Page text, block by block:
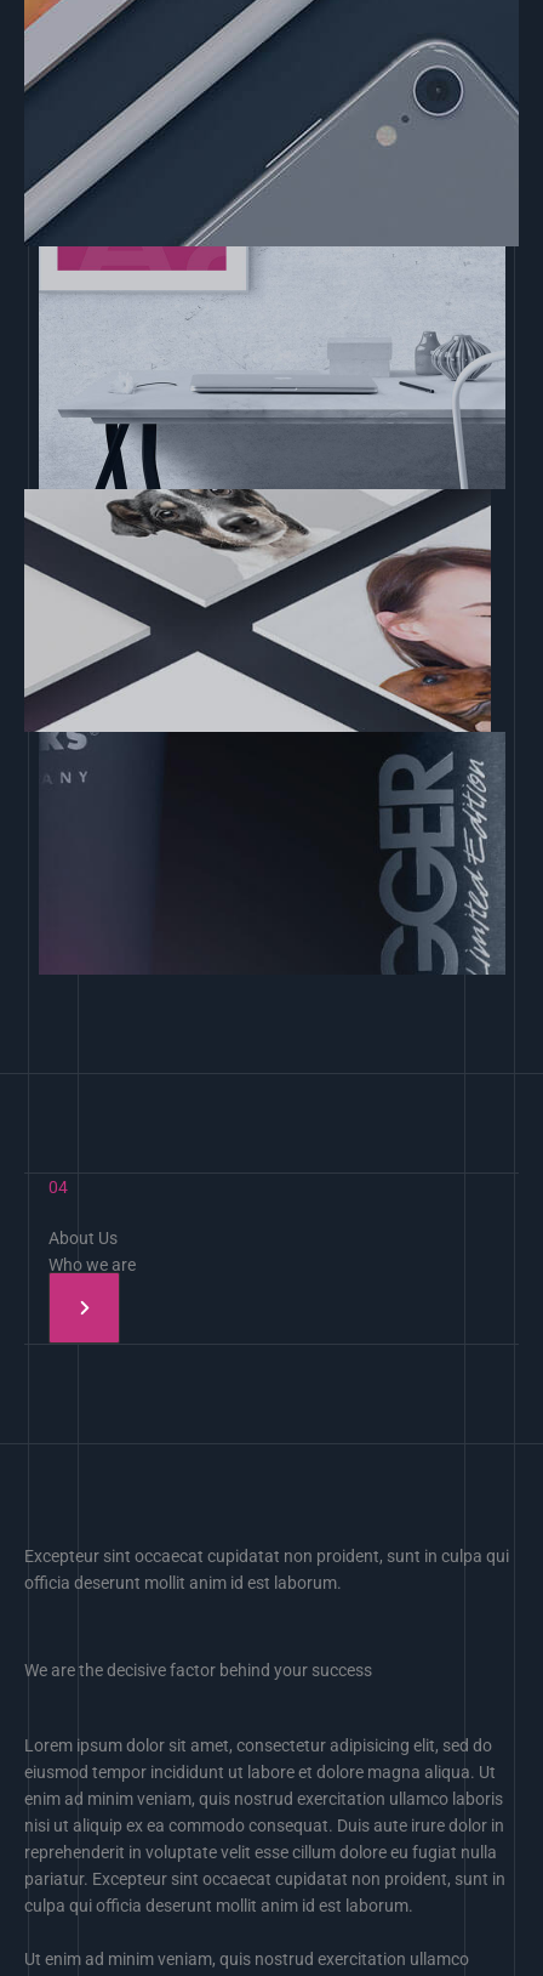
04
About Us
Who we are
Excepteur sint occaecat cupidatat non proident, sunt in culpa qui
officia deserunt mollit anim id est laborum.
We are the decisive factor behind your success
Lorem ipsum dolor sit amet, consectetur adipisicing elit, sed do
eiusmod tempor incididunt ut labore et dolore magna aliqua. Ut
enim ad minim veniam, quis nostrud exercitation ullamco laboris
nisi ut aliquip ex ea commodo consequat. Duis aute irure dolor in
reprehenderit in voluptate velit esse cillum dolore eu fugiat nulla
pariatur. Excepteur sint occaecat cupidatat non proident, sunt in
culpa qui officia deserunt mollit anim id est laborum.
Ut enim ad minim veniam, quis nostrud exercitation ullamco